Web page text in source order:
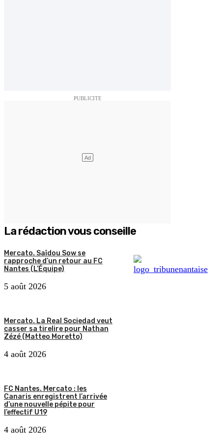
La rédaction vous conseille
Mercato. Saïdou Sow se
rapproche d’un retour au FC
Nantes (L’Équipe)
5 août 2026
Mercato. La Real Sociedad veut
casser sa tirelire pour Nathan
Zézé (Matteo Moretto)
4 août 2026
FC Nantes. Mercato : les
Canaris enregistrent l’arrivée
d’une nouvelle pépite pour
l’effectif U19
4 août 2026